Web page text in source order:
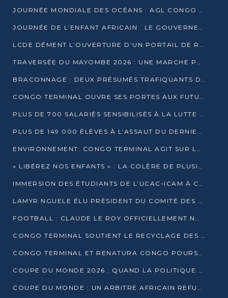
JOURNÉE MONDIALE DES OCÉANS : AGL CONGO MOBILISE SES COLLABORATEURS POUR LA PRÉSERVATION DE LA BIODIVERSITÉ MARINE
JOURNÉE DE L’ENFANT AFRICAIN : LE GOUVERNEMENT MOBILISÉ POUR L’HYGIÈNE DANS LES ORPHELINATS
LCDE DÉMENT L’OUVERTURE D’UN PORTAIL DE RECRUTEMENT ET APPELLE À LA VIGILANCE
TRAVERSÉE DU MAYOMBE 2026 : UNE MARCHE POUR SENSIBILISER ET DÉPISTER AU DIABÈTE
BRACONNAGE : DEUX PRÉSUMÉS TRAFIQUANTS D’HIPPOPOTAME ÉCROUÉS À BRAZZAVILLE
CONGO TERMINAL OUVRE SES PORTES AUX FUTURS INGÉNIEURS DE L’UCAC-ICAM
PLUS DE 700 SALARIÉS SENSIBILISÉS À LA LUTTE CONTRE LA TUBERCULOSE À CONGO TERMINAL
PLUS DE 149 000 ÉLÈVES À L’ASSAUT DU DERNIER CEPE
ENVIRONNEMENT: CONGO TERMINAL AGIT SUR LE TERRAIN ET FORME LES PLUS JEUNES
« LIBÉREZ NOS ENFANTS » : LA COLÈRE DE PLUSIEURS MÈRES À BRAZZAVILLE CONTRE LA DGSP
IMMERSION DES ÉTUDIANTS DE L’UCAC-ICAM À CONGO TERMINAL
LAMYR NGUELE ÉLU PRÉSIDENT DU COMITÉ DES MEMBRES D’HONNEUR DU PCT
FOOTBALL : CLAUDE LE ROY OFFICIELLEMENT NOMMÉ SÉLECTIONNEUR DU CONGO
CONGO TERMINAL SOUTIENT LE RECYCLAGE DES DÉCHETS PLASTIQUES À POINTE-NOIRE
CONGO TERMINAL ET RENATURA CONGO POURSUIVENT LEUR COMBAT POUR LA BIODIVERSITÉ
COUPE DU MONDE 2026 : QUAND LA POLITIQUE MENACE L’UNIVERSALITÉ DU FOOTBALL
COUPE DU MONDE : UN ARBITRE AFRICAIN REFUSÉ À L’ENTRÉE DES ÉTATS-UNIS